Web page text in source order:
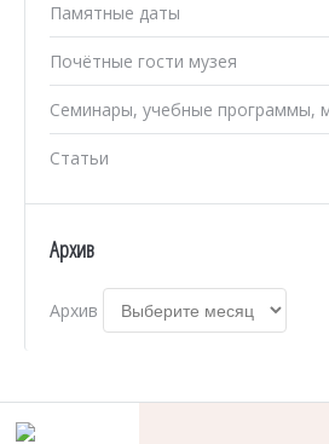
Памятные даты
Почётные гости музея
Семинары, учебные программы,
Статьи
Архив
Архив